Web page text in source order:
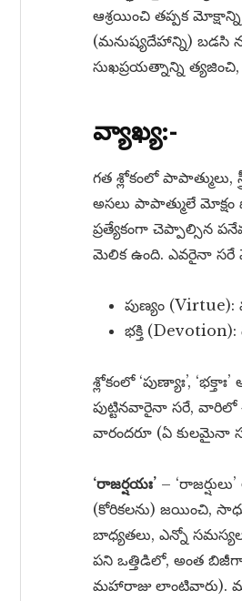
ఆశ్రయించి తప్పక
(మనుష్యదేహాన్ని) బడసి
సుఖప్రయత్నాన్ని త్యజించి,
వ్యాఖ్య:-
గత శ్లోకంలో పాపాత్ములు,
అసలు పాపాత్ములే మోక్షం
ప్రత్యేకంగా చెప్పాల్సిన
మెలిక ఉంది. ఎవరైనా సరే
పుణ్యం
భక్తి (Devotion):
శ్లోకంలో ‘పుణ్యాః’,
పుట్టినవారైనా సరే, వారిలో
వారందరూ (ఏ కులమైనా
‘రాజర్షయః’ –
(కోరికలను) జయించి,
బాధ్యతలు, ఎన్నో
పని ఒత్తిడిలో, అంత బిజీగా
మహారాజు లాంటివారు).